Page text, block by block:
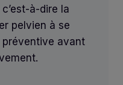
à-dire la
pelvien à se
avant